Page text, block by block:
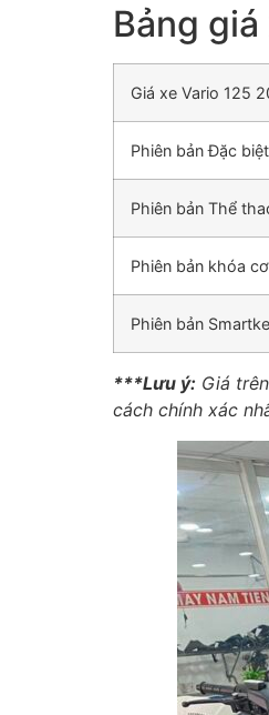
Bảng
Giá xe Vario 125
Phiên bản Đặc biệt
Phiên bản Thể
Phiên bản khóa
Phiên bản
***Lưu ý: Giá
cách chính xác